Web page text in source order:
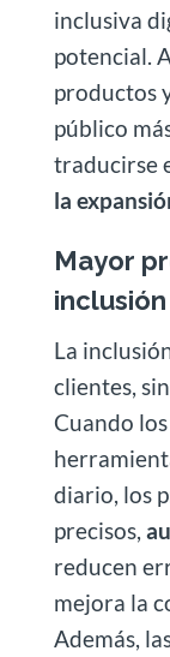
inclusiva
potencial.
productos
público
traducirse
la
Mayor
La
clientes,
Cuando
diario, los
precisos,
reducen
mejora la
Además,